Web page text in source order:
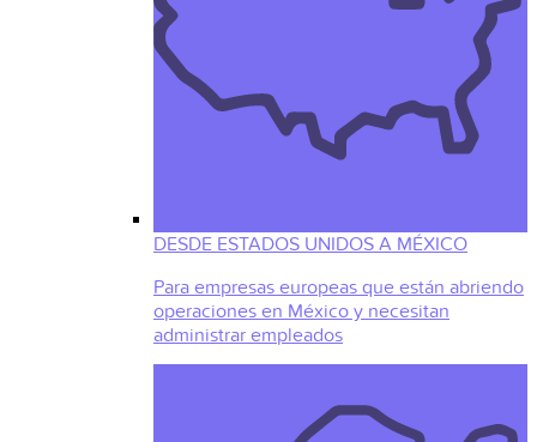
DESDE ESTADOS UNIDOS A MÉXICO
Para empresas europeas que están abriendo
operaciones en México y necesitan
administrar empleados